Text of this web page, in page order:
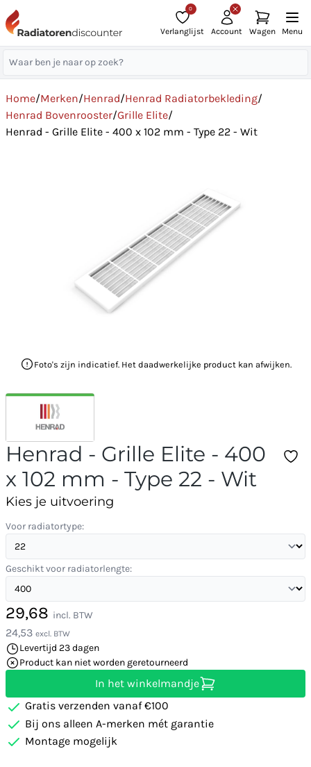
0
Verlanglijst Account Wagen Menu
Home/Merken/Henrad/Henrad Radiatorbekleding/
Henrad Bovenrooster/Grille Elite/
Henrad - Grille Elite - 400 x 102 mm - Type 22 - Wit
Foto's zijn indicatief. Het daadwerkelijke product kan afwijken.
Henrad - Grille Elite - 400
x 102 mm - Type 22 - Wit
Kies je uitvoering
Voor radiatortype:
Geschikt voor radiatorlengte:
29,68 incl. BTW
24,53 excl. BTW
Levertijd 23 dagen
Product kan niet worden geretourneerd
In het winkelmandje
Gratis verzenden vanaf €100
Bij ons alleen A-merken mét garantie
Montage mogelijk